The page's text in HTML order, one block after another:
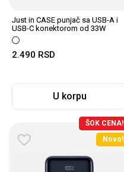
Just in CASE punjač sa USB-A i
USB-C konektorom od 33W
2.490 RSD
U korpu
ŠOK CENA!
Novo!